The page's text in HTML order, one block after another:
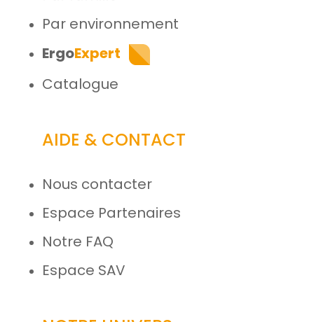
Par environnement
ErgoExpert
Catalogue
AIDE & CONTACT
Nous contacter
Espace Partenaires
Notre FAQ
Espace SAV